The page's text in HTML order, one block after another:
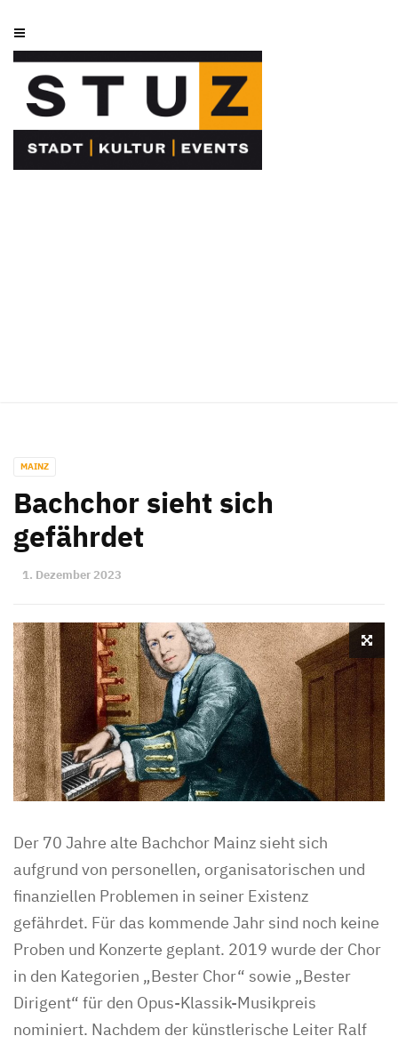
MAINZ
Bachchor sieht sich
gefährdet
1. Dezember 2023
Der 70 Jahre alte Bachchor Mainz sieht sich
aufgrund von personellen, organisatorischen und
finanziellen Problemen in seiner Existenz
gefährdet. Für das kommende Jahr sind noch keine
Proben und Konzerte geplant. 2019 wurde der Chor
in den Kategorien „Bester Chor“ sowie „Bester
Dirigent“ für den Opus-Klassik-Musikpreis
nominiert. Nachdem der künstlerische Leiter Ralf